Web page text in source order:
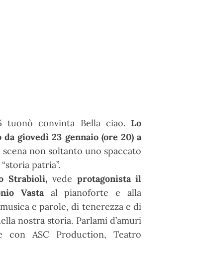
tuonò convinta Bella ciao. Lo
giovedì 23 gennaio (ore 20) a
non soltanto uno spaccato
patria”.
Strabioli, vede protagonista il
Vastaal pianoforte e alla
e parole, di tenerezza e di
nostra storia. Parlami d’amuri
con ASC Production, Teatro